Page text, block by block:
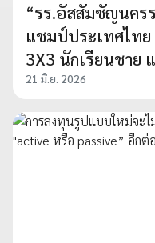
“รร.อัสสัมชัญนคร
แชมป์ประเทศไทย
3X3 นักเรียนชาย
21 มิ.ย. 2026